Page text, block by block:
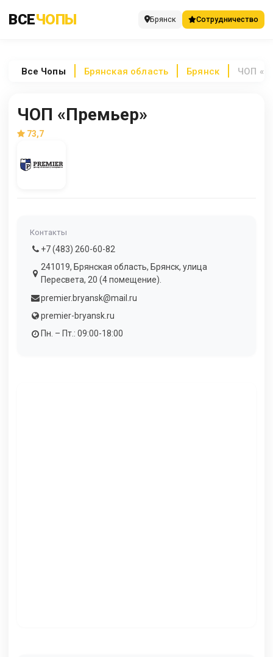
ВСЕЧОПЫ Брянск Сотрудничество
Все Чопы Брянская область Брянск ЧОП
ЧОП «Премьер»
73,7
Контакты
+7 (483) 260-60-82
241019, Брянская область, Брянск, улица
Пересвета, 20 (4 помещение).
premier.bryansk@mail.ru
premier-bryansk.ru
Пн. – Пт.: 09:00-18:00